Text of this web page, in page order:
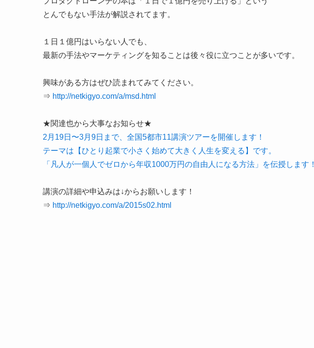
とんでもない手法が解説されてます。
１日１億円はいらない人でも、
最新の手法やマーケティングを知ることは後々役に立つことが多いです。
興味がある方はぜひ読まれてみてください。
⇒ http://netkigyo.com/a/msd.html
★関達也から大事なお知らせ★
2月19日〜3月9日まで、全国5都市11講演ツアーを開催します！
テーマは【ひとり起業で小さく始めて大きく人生を変える】です。
「凡人が一個人でゼロから年収1000万円の自由人になる方法」を伝授します！
講演の詳細や申込みは↓からお願いします！
⇒ http://netkigyo.com/a/2015s02.html